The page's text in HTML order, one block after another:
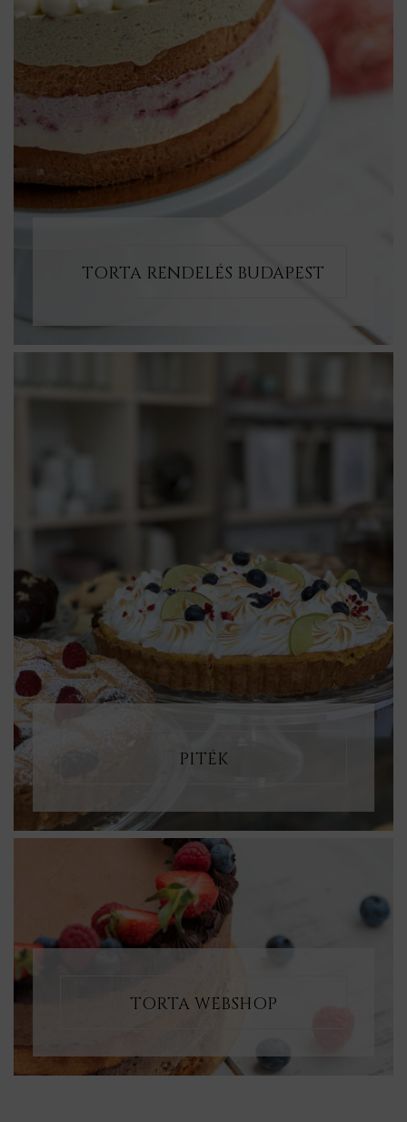
TORTA RENDELÉS BUDAPEST
PITÉK
TORTA WEBSHOP